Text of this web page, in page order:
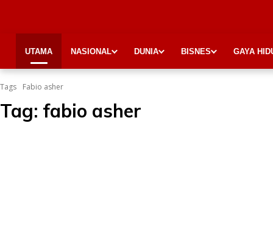
UTAMA NASIONAL DUNIA BISNES GAYA
Tags Fabio asher
Tag: fabio asher